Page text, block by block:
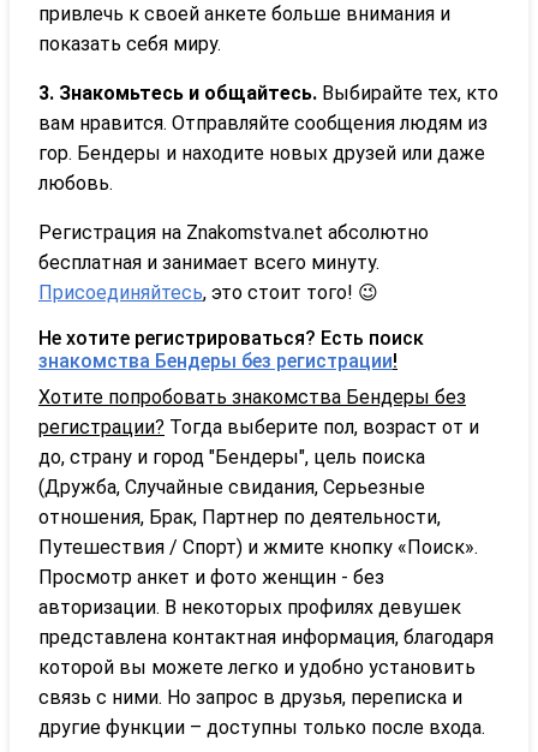
привлечь к своей анкете больше внимания и
показать себя миру.
3. Знакомьтесь и общайтесь. Выбирайте тех, кто
вам нравится. Отправляйте сообщения людям из
гор. Бендеры и находите новых друзей или даже
любовь.
Регистрация на Znakomstva.net абсолютно
бесплатная и занимает всего минуту.
Присоединяйтесь, это стоит того! 😉
Не хотите регистрироваться? Есть поиск
знакомства Бендеры без регистрации!
Хотите попробовать знакомства Бендеры без
регистрации? Тогда выберите пол, возраст от и
до, страну и город "Бендеры", цель поиска
(Дружба, Случайные свидания, Серьезные
отношения, Брак, Партнер по деятельности,
Путешествия / Спорт) и жмите кнопку «Поиск».
Просмотр анкет и фото женщин - без
авторизации. В некоторых профилях девушек
представлена контактная информация, благодаря
которой вы можете легко и удобно установить
связь с ними. Но запрос в друзья, переписка и
другие функции – доступны только после входа.